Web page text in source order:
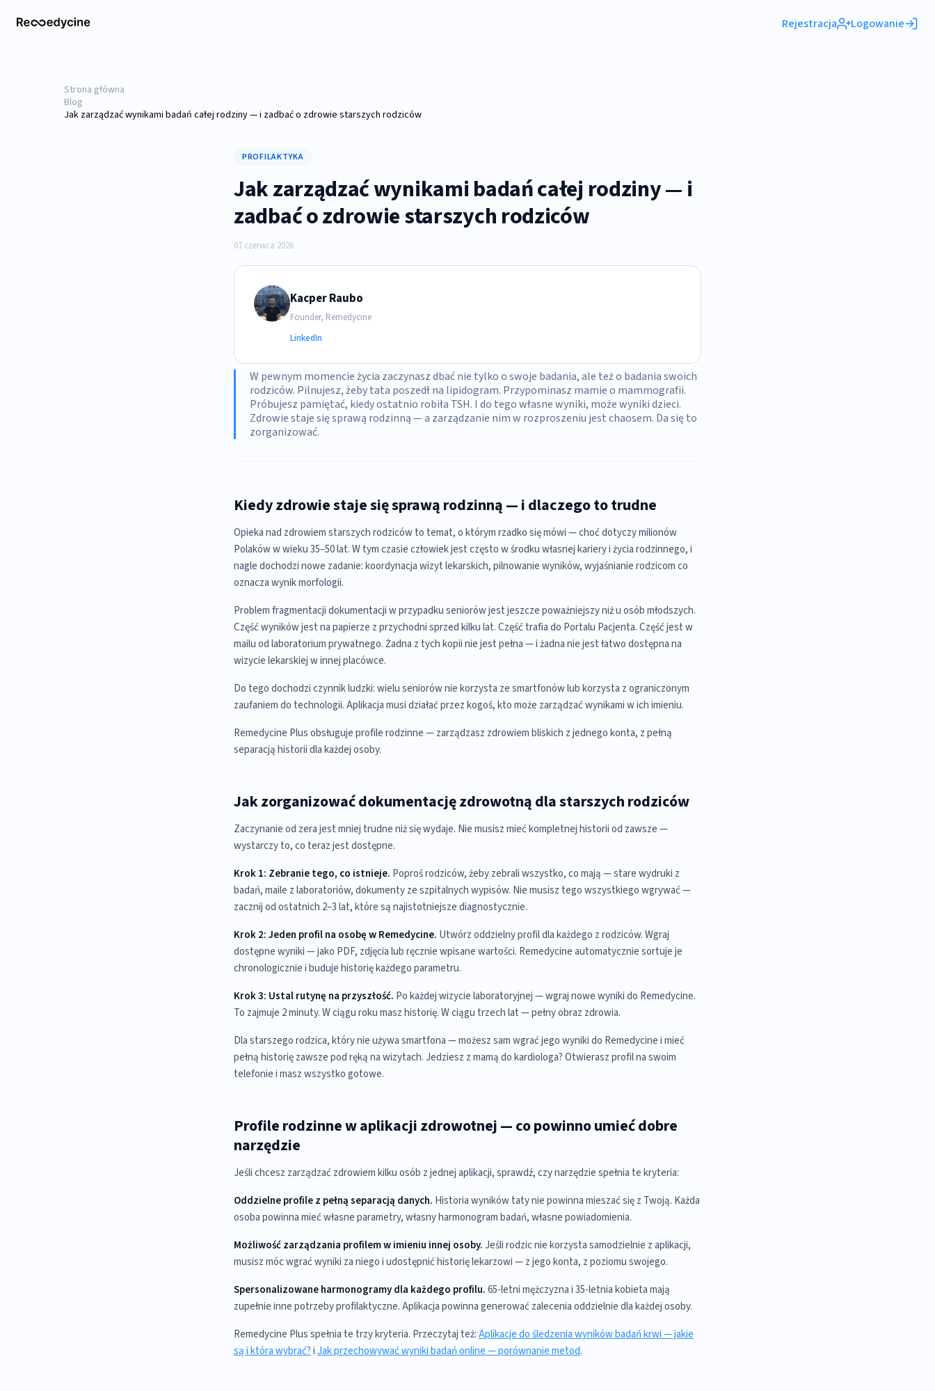
Rejestracja Logowanie
Strona główna
Blog
Jak zarządzać wynikami badań całej rodziny — i zadbać o zdrowie starszych rodziców
PROFILAKTYKA
Jak zarządzać wynikami badań całej rodziny — i
zadbać o zdrowie starszych rodziców
07 czerwca 2026
Kacper Raubo
Founder, Remedycine
LinkedIn
W pewnym momencie życia zaczynasz dbać nie tylko o swoje badania, ale też o badania swoich
rodziców. Pilnujesz, żeby tata poszedł na lipidogram. Przypominasz mamie o mammografii.
Próbujesz pamiętać, kiedy ostatnio robiła TSH. I do tego własne wyniki, może wyniki dzieci.
Zdrowie staje się sprawą rodzinną — a zarządzanie nim w rozproszeniu jest chaosem. Da się to
zorganizować.
Kiedy zdrowie staje się sprawą rodzinną — i dlaczego to trudne
Opieka nad zdrowiem starszych rodziców to temat, o którym rzadko się mówi — choć dotyczy milionów
Polaków w wieku 35–50 lat. W tym czasie człowiek jest często w środku własnej kariery i życia rodzinnego, i
nagle dochodzi nowe zadanie: koordynacja wizyt lekarskich, pilnowanie wyników, wyjaśnianie rodzicom co
oznacza wynik morfologii.
Problem fragmentacji dokumentacji w przypadku seniorów jest jeszcze poważniejszy niż u osób młodszych.
Część wyników jest na papierze z przychodni sprzed kilku lat. Część trafia do Portalu Pacjenta. Część jest w
mailu od laboratorium prywatnego. Żadna z tych kopii nie jest pełna — i żadna nie jest łatwo dostępna na
wizycie lekarskiej w innej placówce.
Do tego dochodzi czynnik ludzki: wielu seniorów nie korzysta ze smartfonów lub korzysta z ograniczonym
zaufaniem do technologii. Aplikacja musi działać przez kogoś, kto może zarządzać wynikami w ich imieniu.
Remedycine Plus obsługuje profile rodzinne — zarządzasz zdrowiem bliskich z jednego konta, z pełną
separacją historii dla każdej osoby.
Jak zorganizować dokumentację zdrowotną dla starszych rodziców
Zaczynanie od zera jest mniej trudne niż się wydaje. Nie musisz mieć kompletnej historii od zawsze —
wystarczy to, co teraz jest dostępne.
Krok 1: Zebranie tego, co istnieje. Poproś rodziców, żeby zebrali wszystko, co mają — stare wydruki z
badań, maile z laboratoriów, dokumenty ze szpitalnych wypisów. Nie musisz tego wszystkiego wgrywać —
zacznij od ostatnich 2–3 lat, które są najistotniejsze diagnostycznie.
Krok 2: Jeden profil na osobę w Remedycine. Utwórz oddzielny profil dla każdego z rodziców. Wgraj
dostępne wyniki — jako PDF, zdjęcia lub ręcznie wpisane wartości. Remedycine automatycznie sortuje je
chronologicznie i buduje historię każdego parametru.
Krok 3: Ustal rutynę na przyszłość. Po każdej wizycie laboratoryjnej — wgraj nowe wyniki do Remedycine.
To zajmuje 2 minuty. W ciągu roku masz historię. W ciągu trzech lat — pełny obraz zdrowia.
Dla starszego rodzica, który nie używa smartfona — możesz sam wgrać jego wyniki do Remedycine i mieć
pełną historię zawsze pod ręką na wizytach. Jedziesz z mamą do kardiologa? Otwierasz profil na swoim
telefonie i masz wszystko gotowe.
Profile rodzinne w aplikacji zdrowotnej — co powinno umieć dobre
narzędzie
Jeśli chcesz zarządzać zdrowiem kilku osób z jednej aplikacji, sprawdź, czy narzędzie spełnia te kryteria:
Oddzielne profile z pełną separacją danych. Historia wyników taty nie powinna mieszać się z Twoją. Każda
osoba powinna mieć własne parametry, własny harmonogram badań, własne powiadomienia.
Możliwość zarządzania profilem w imieniu innej osoby.Jeśli rodzic nie korzysta samodzielnie z aplikacji,
musisz móc wgrać wyniki za niego i udostępnić historię lekarzowi — z jego konta, z poziomu swojego.
Spersonalizowane harmonogramy dla każdego profilu.65-letni mężczyzna i 35-letnia kobieta mają
zupełnie inne potrzeby profilaktyczne. Aplikacja powinna generować zalecenia oddzielnie dla każdej osoby.
Remedycine Plus spełnia te trzy kryteria. Przeczytaj też:Aplikacje do śledzenia wyników badań krwi — jakie
są i która wybrać?iJak przechowywać wyniki badań online — porównanie metod.